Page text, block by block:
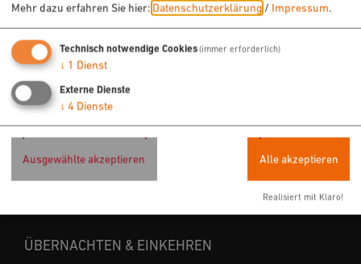
URLAUB & FREIZEIT
Radfahren
Sehenswertes
ÜBERNACHTEN & EINKEHREN
Mehr dazu erfahren Sie hier: Datenschutzerklärung / Impressum.
Technisch notwendige Cookies(immer erforderlich)
↓ 1 Dienst
Externe Dienste
↓ 4 Dienste
Ausgewählte akzeptieren Alle akzeptieren
Realisiert mit Klaro!